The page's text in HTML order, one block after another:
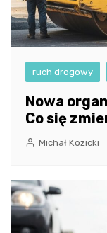
ruch drogowy
Nowa
Co się
Michał Kozicki